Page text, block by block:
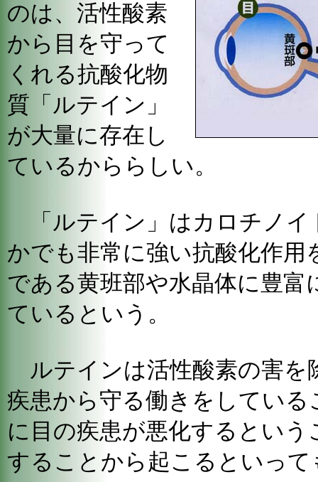
のは、活性酸素
から目を守って
くれる抗酸化物
質「ルテイン」
が大量に存在し
ているかららしい。
「ルテイン」はカロチノイ
かでも非常に強い抗酸化作用
である黄班部や水晶体に豊
ているという。
ルテインは活性酸素の害を
疾患から守る働きをしてい
に目の疾患が悪化するとい
することから起こるといっ